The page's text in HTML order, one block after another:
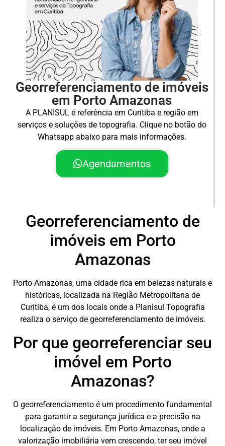
Georreferenciamento de imóveis
em Porto Amazonas
A PLANISUL é referência em Curitiba e região em
serviços e soluções de topografia. Clique no botão do
Whatsapp abaixo para mais informações.
Agendamentos
Georreferenciamento de
imóveis em Porto
Amazonas
Porto Amazonas, uma cidade rica em belezas naturais e
históricas, localizada na Região Metropolitana de
Curitiba, é um dos locais onde a Planisul Topografia
realiza o serviço de georreferenciamento de imóveis.
Por que georreferenciar seu
imóvel em Porto
Amazonas?
O georreferenciamento é um procedimento fundamental
para garantir a segurança jurídica e a precisão na
localização de imóveis. Em Porto Amazonas, onde a
valorização imobiliária vem crescendo, ter seu imóvel